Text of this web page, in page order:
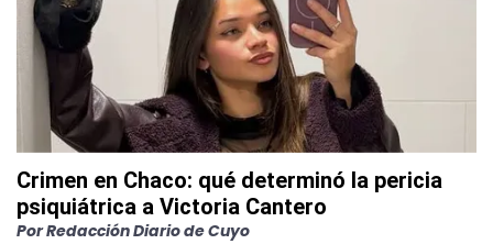
Crimen en Chaco: qué determinó la pericia
psiquiátrica a Victoria Cantero
PorRedacción Diario de Cuyo